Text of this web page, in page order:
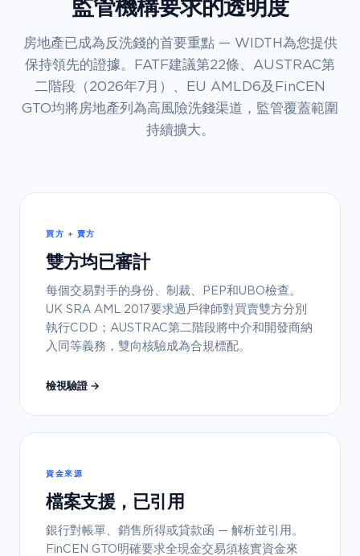
監管機構要求的透明度
房地產已成為反洗錢的首要重點 — WIDTH為您提供
保持領先的證據。FATF建議第22條、AUSTRAC第
二階段（2026年7月）、EU AMLD6及FinCEN
GTO均將房地產列為高風險洗錢渠道，監管覆蓋範圍
持續擴大。
買方 + 賣方
雙方均已審計
每個交易對手的身份、制裁、PEP和UBO檢查。
UK SRA AML 2017要求過戶律師對買賣雙方分別
執行CDD；AUSTRAC第二階段將中介和開發商納
入同等義務，雙向核驗成為合規標配。
檢視驗證 →
資金來源
檔案支援，已引用
銀行對帳單、銷售所得或貸款函 — 解析並引用。
FinCEN GTO明確要求全現金交易須核實資金來